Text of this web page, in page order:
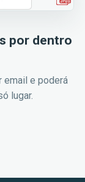
por dentro
email e poderá
lugar.